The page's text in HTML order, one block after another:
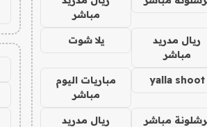
مباشر
ريال مدريد
مباشر
يلا شوت
yalla shoot
مباريات اليوم
مباشر
مباشر
ريال مدريد